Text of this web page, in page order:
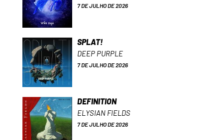
7 DE JULHO DE 2026
SPLAT!
DEEP PURPLE
7 DE JULHO DE 2026
DEFINITION
ELYSIAN FIELDS
7 DE JULHO DE 2026